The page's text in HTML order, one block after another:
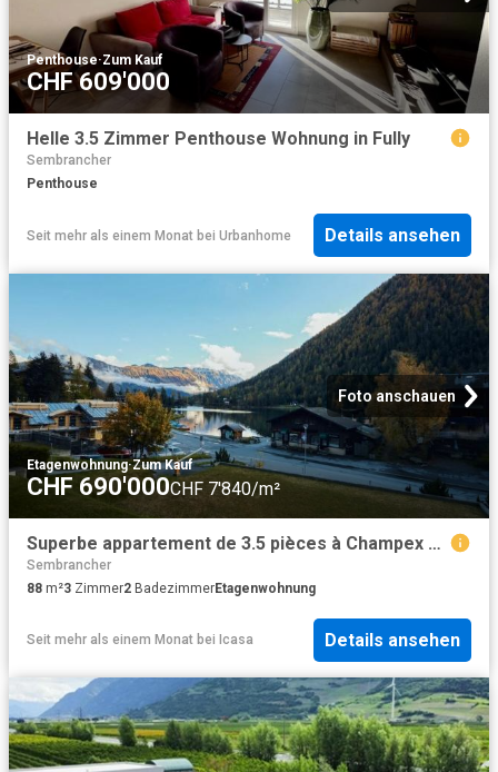
Penthouse·Zum Kauf
CHF 609'000
Helle 3.5 Zimmer Penthouse Wohnung in Fully
Sembrancher
Penthouse
Seit mehr als einem Monat bei Urbanhome Details ansehen
Foto anschauen
Etagenwohnung·Zum Kauf
CHF 690'000CHF 7'840/m²
Superbe appartement de 3.5 pièces à Champex Lac
Sembrancher
88 m²3 Zimmer2 BadezimmerEtagenwohnung
Seit mehr als einem Monat bei Icasa Details ansehen